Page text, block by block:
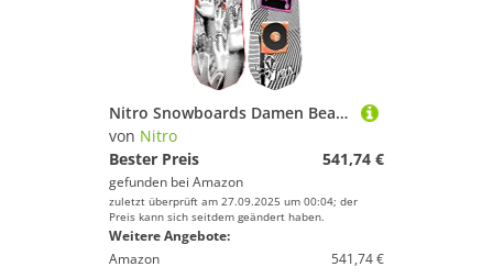
Nitro Snowboards Damen Beauty x Volcom BRD ´23, Freestyleboard, Twin, Trüe Camber, Park
von Nitro
Bester Preis
541,74 €
gefunden bei Amazon
zuletzt überprüft am 27.09.2025 um 00:04; der
Preis kann sich seitdem geändert haben.
Weitere Angebote:
Amazon
541,74 €